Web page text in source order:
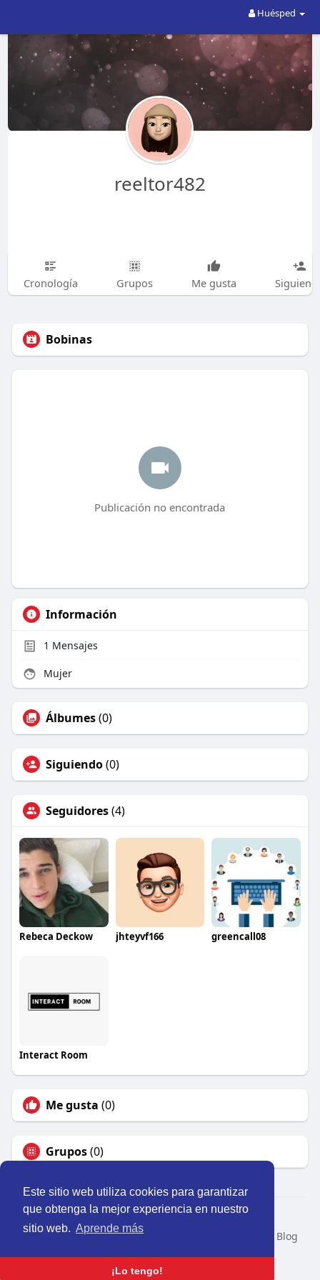
Este sitio web utiliza cookies para garantizar
que obtenga la mejor experiencia en nuestro
sitio web. Aprende más
¡Lo tengo!
Huésped
reeltor482
Cronología Grupos Me gusta
Bobinas
Publicación no encontrada
Información
1 Mensajes
Mujer
Álbumes(0)
Siguiendo(0)
Seguidores(4)
Rebeca Deckow jhteyvf166 greencall08
Interact Room
Me gusta (0)
Grupos(0)
© 2026 Perú Activo
Inicio
Nosotros Contacto
Blog
Idioma